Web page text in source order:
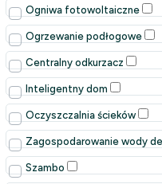
Ogniwa fotowoltaiczne
Ogrzewanie podłogowe
Centralny odkurzacz
Inteligentny dom
Oczyszczalnia ścieków
Zagospodarowanie wody
Szambo